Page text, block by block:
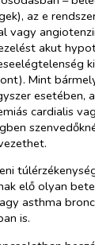
az e
vagy
akut
Mint
esetében,
cardialis
elő olyan
asthma
is.